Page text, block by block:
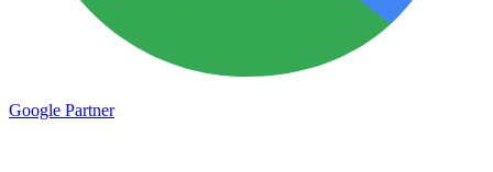
Google Partner